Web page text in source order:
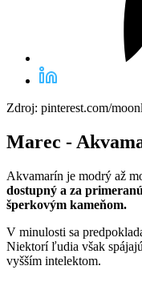
Zdroj: pinterest.com/
Marec -
Akvamarín je modrý až
dostupný a za
šperkovým kameňom.
V minulosti sa
Niektorí ľudia však
vyšším intelektom.